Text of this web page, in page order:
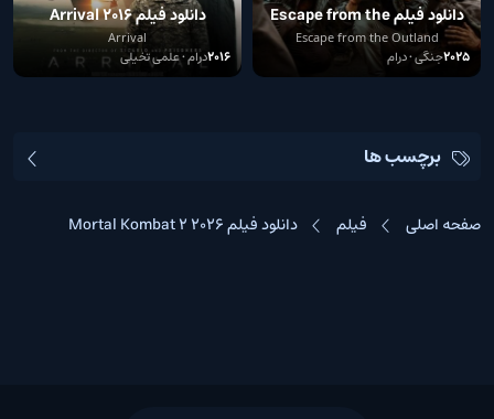
دانلود فیلم Escape from the
Outland 2025
Escape from the Outland
2025جنگی • درام
دانلود فیلم Arrival 2016
Arrival
2016درام • علمی تخیلی
برچسب ها
صفحه اصلی فیلم دانلود فیلم Mortal Kombat 2 2026